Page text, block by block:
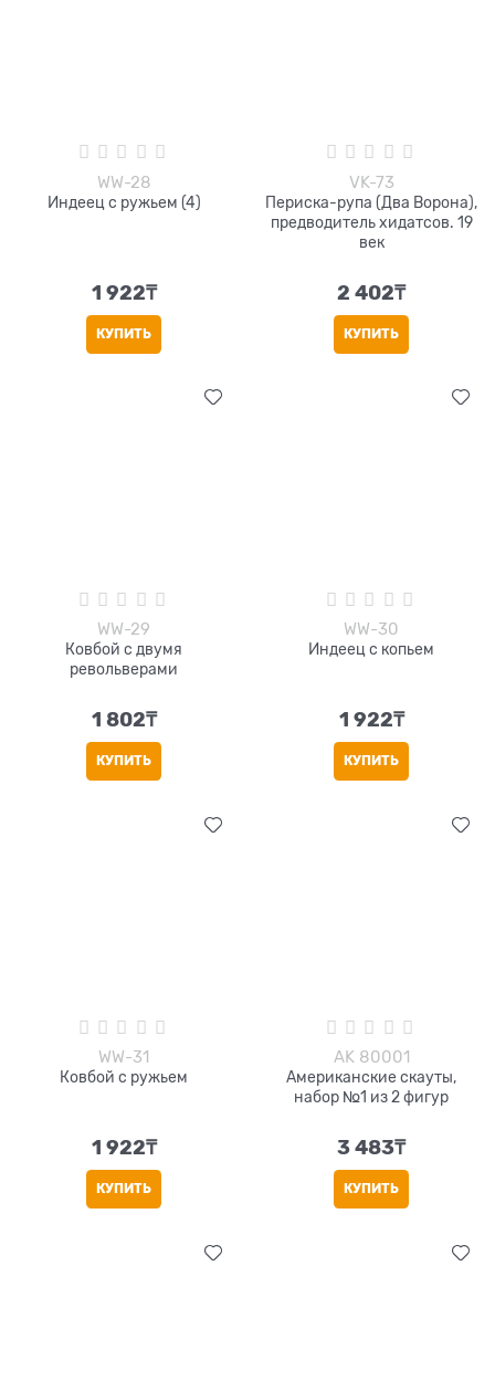
WW-28
Индеец с ружьем (4)
1 922₸
КУПИТЬ
VK-73
Периска-рупа (Два Ворона),
предводитель хидатсов. 19
век
2 402₸
КУПИТЬ
WW-29
Ковбой с двумя
револьверами
1 802₸
КУПИТЬ
WW-30
Индеец с копьем
1 922₸
КУПИТЬ
WW-31
Ковбой с ружьем
1 922₸
КУПИТЬ
AK 80001
Американские скауты,
набор №1 из 2 фигур
3 483₸
КУПИТЬ